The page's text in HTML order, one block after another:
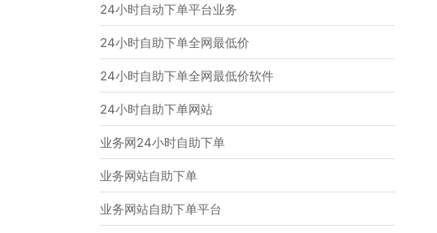
24小时自动下单平台业务
24小时自助下单全网最低价
24小时自助下单全网最低价软件
24小时自助下单网站
业务网24小时自助下单
业务网站自助下单
业务网站自助下单平台